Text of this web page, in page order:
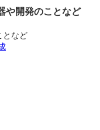
や開発のことなど
となど